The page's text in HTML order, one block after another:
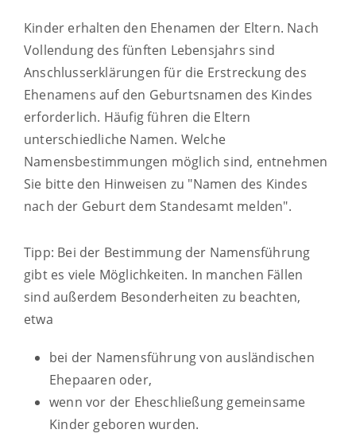
Kinder erhalten den Ehenamen der Eltern. Nach
Vollendung des fünften Lebensjahrs sind
Anschlusserklärungen für die Erstreckung des
Ehenamens auf den Geburtsnamen des Kindes
erforderlich. Häufig führen die Eltern
unterschiedliche Namen. Welche
Namensbestimmungen möglich sind, entnehmen
Sie bitte den Hinweisen zu "Namen des Kindes
nach der Geburt dem Standesamt melden".
Tipp: Bei der Bestimmung der Namensführung
gibt es viele Möglichkeiten. In manchen Fällen
sind außerdem Besonderheiten zu beachten,
etwa
bei der Namensführung von ausländischen
Ehepaaren oder,
wenn vor der Eheschließung gemeinsame
Kinder geboren wurden.